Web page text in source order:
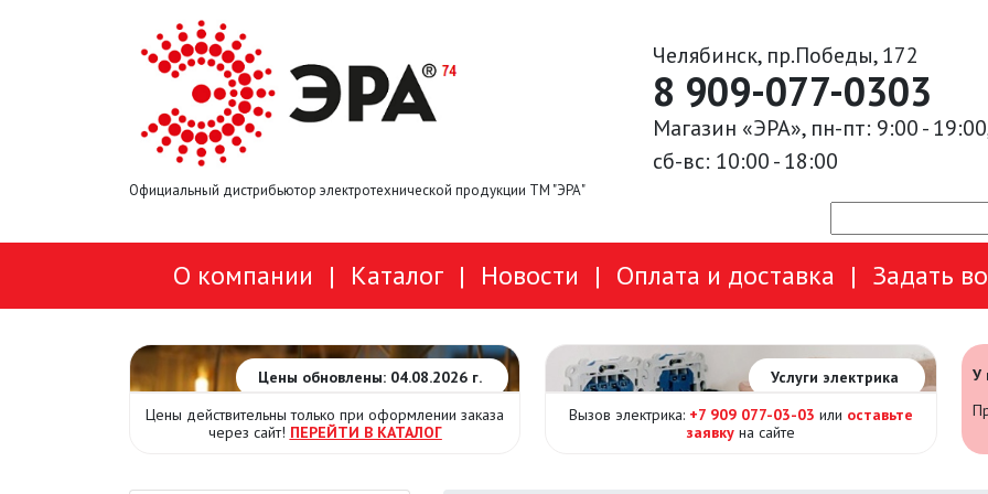
Официальный дистрибьютор электротехнической продукции ТМ "ЭРА"
Челябинск, пр.Победы, 172
8 909-077-0303
Магазин «ЭРА», пн-пт: 9:00 -
сб-вс: 10:00 - 18:00
О компании | Каталог | Новости | Оплата и доставка | Задать
Цены обновлены: 04.08.2026 г.
Цены действительны только при оформлении заказа
через сайт! ПЕРЕЙТИ В КАТАЛОГ
Услуги электрика
Вызов электрика: +7 909 077-03-03 или оставьте
заявку на сайте
У